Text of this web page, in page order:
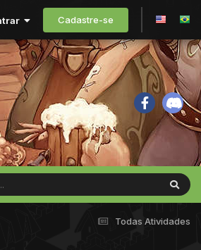
Cadastre-se
Todas Atividades